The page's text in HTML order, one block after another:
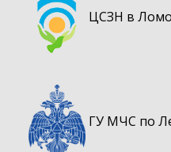
ЦСЗН в
ГУ МЧС по